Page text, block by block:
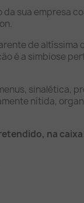
sua empresa
de altíssima
é a simbiose
sinalética,
nítida,
na